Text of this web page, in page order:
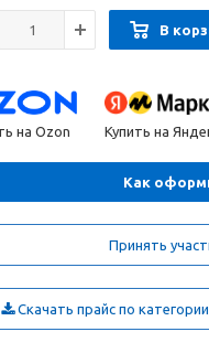
В
на Ozon Купить на
Как
Принять
Скачать прайс по